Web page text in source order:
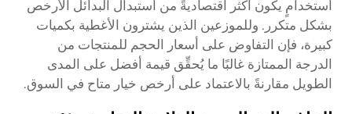
استخدامٍ يكون أكثر اقتصاديةً من استبدال البدائل الأرخص
بشكل متكرر. وللموزعين الذين يشترون الأغطية بكميات
كبيرة، فإن التفاوض على أسعار الحجم للمنتجات من
الدرجة الممتازة غالبًا ما يُحقِّق قيمة أفضل على المدى
الطويل مقارنةً بالاعتماد على أرخص خيار متاح في السوق.